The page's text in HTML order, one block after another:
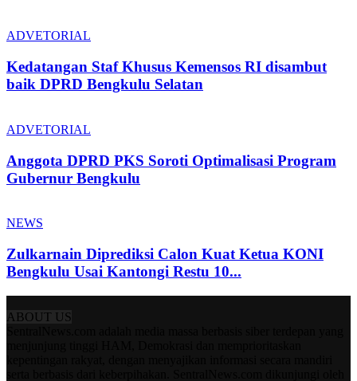
ADVETORIAL
Kedatangan Staf Khusus Kemensos RI disambut
baik DPRD Bengkulu Selatan
ADVETORIAL
Anggota DPRD PKS Soroti Optimalisasi Program
Gubernur Bengkulu
NEWS
Zulkarnain Diprediksi Calon Kuat Ketua KONI
Bengkulu Usai Kantongi Restu 10...
ABOUT US